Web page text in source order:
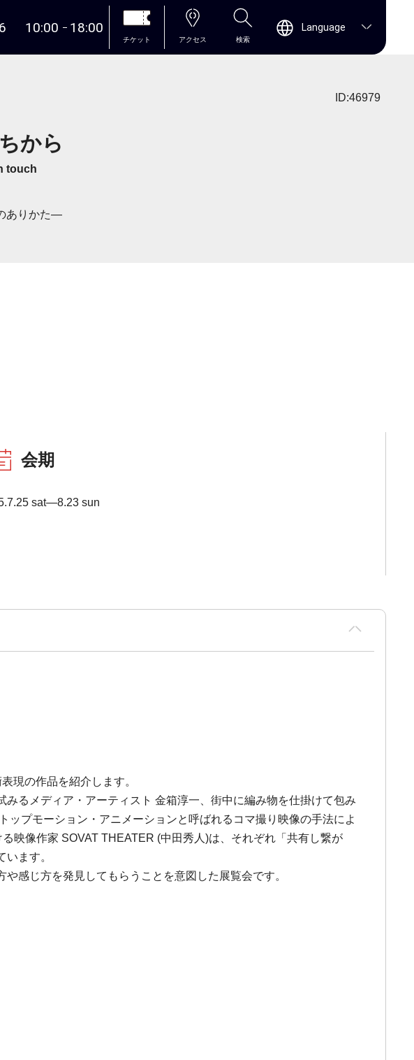
6 10:00 18:00
チケット アクセス 検索
Language
ID:46979
から
touch
ありかた―
会期
sat―8.23 sun
現の作品を紹介します。
るメディア・アーティスト 金箱淳一、街中に編み物を仕掛けて包み
プモーション・アニメーションと呼ばれるコマ撮り映像の手法によ
映像作家 SOVAT THEATER (中田秀人)は、それぞれ「共有し繋が
ます。
感じ方を発見してもらうことを意図した展覧会です。